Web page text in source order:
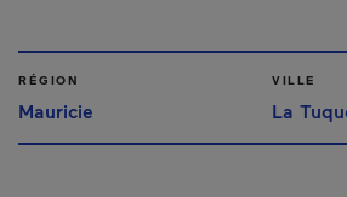
RÉGION
Mauricie
VILLE
La